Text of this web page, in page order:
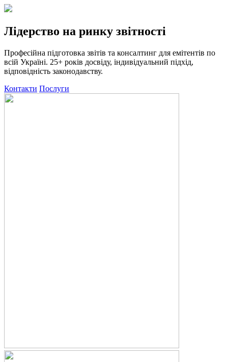
Лідерство на ринку звітності
Професійна підготовка звітів та консалтинг для емітентів по
всій Україні. 25+ років досвіду, індивідуальний підхід,
відповідність законодавству.
Контакти Послуги